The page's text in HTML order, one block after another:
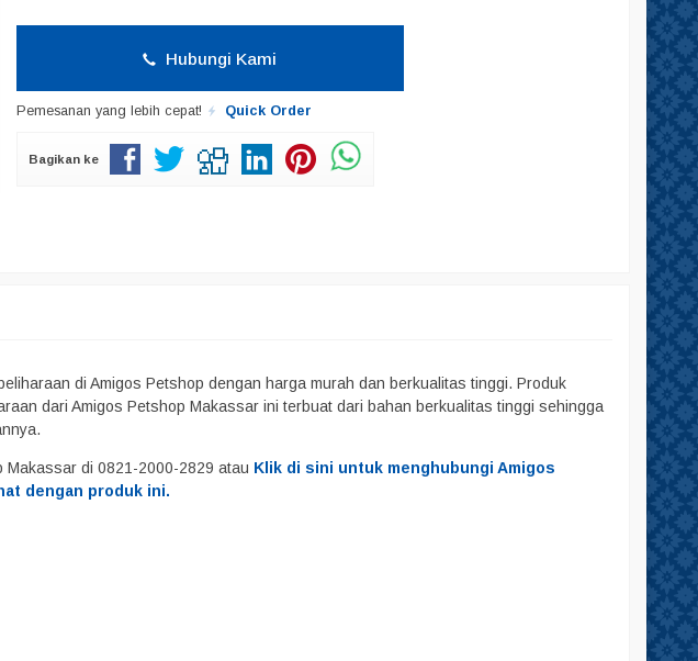
Hubungi Kami
Pemesanan yang lebih cepat! Quick Order
Bagikan ke
di Amigos Petshop dengan harga murah dan berkualitas tinggi. Produk
dari Amigos Petshop Makassar ini terbuat dari bahan berkualitas tinggi sehingga
Makassar di 0821-2000-2829 atau Klik di sini untuk menghubungi Amigos
dengan produk ini.